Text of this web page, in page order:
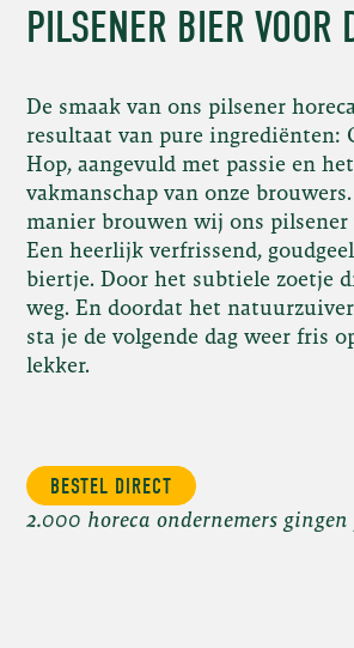
PILSENER BIER VOOR
De smaak van ons pilsener
resultaat van pure ingrediënten:
Hop, aangevuld met passie en
vakmanschap van onze brouwers.
manier brouwen wij ons pilsener
Een heerlijk verfrissend,
biertje. Door het subtiele zoetje
weg. En doordat het
sta je de volgende dag weer fris
lekker.
BESTEL DIRECT
2.000 horeca ondernemers gingen